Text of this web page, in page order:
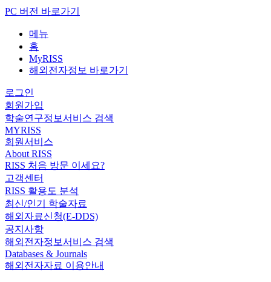
PC 버전 바로가기
메뉴
홈
MyRISS
해외전자정보 바로가기
로그인
회원가입
학술연구정보서비스 검색
MYRISS
회원서비스
About RISS
RISS 처음 방문 이세요?
고객센터
RISS 활용도 분석
최신/인기 학술자료
해외자료신청(E-DDS)
공지사항
해외전자정보서비스 검색
Databases & Journals
해외전자자료 이용안내